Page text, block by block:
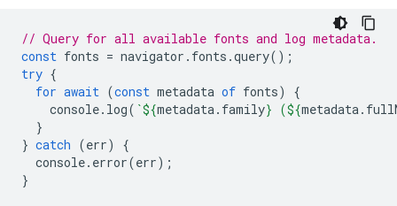
// Query for all available fonts and log metadata.
const fonts = navigator . fonts .query();
try {
for await (const metadata of fonts)
{
console. log( `${metadata. family} (${metadata.
}
} catch (err)
{
console. error(err);
}